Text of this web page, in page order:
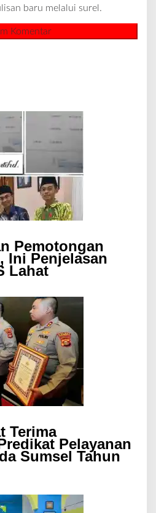
baru melalui surel.
Pemotongan
Ini Penjelasan
Lahat
Terima
Pelayanan
Sumsel Tahun